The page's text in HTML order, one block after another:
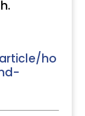
ho